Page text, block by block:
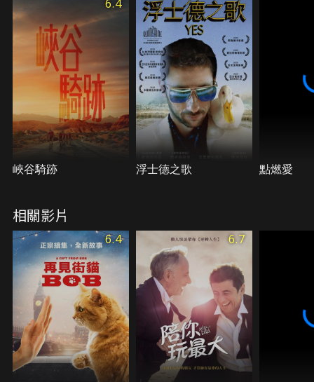
地遠的兩人，更在朝夕相處下，發展出一段暖心動人
的忘年之交，改變彼此的人生。
6.4
峽谷騎跡 浮士德之歌 點燃愛
相關影片
6.4 6.7